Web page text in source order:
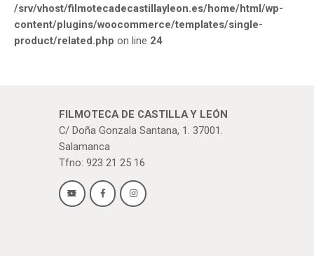
/srv/vhost/filmotecadecastillayleon.es/home/html/wp-
content/plugins/woocommerce/templates/single-
product/related.php on line 24
FILMOTECA DE CASTILLA Y LEÓN
C/ Doña Gonzala Santana, 1. 37001.
Salamanca
Tfno: 923 21 25 16